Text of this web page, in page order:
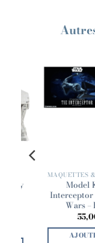
FUNKO POP
Funko Pop
Thrawn #791 –
stratégique de
16,00€
AJOUTER